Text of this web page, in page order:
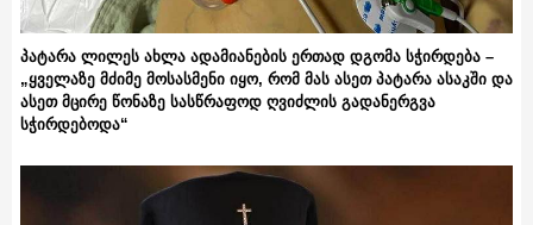
პატარა ლილეს ახლა ადამიანების ერთად დგომა სჭირდება –
„ყველაზე მძიმე მოსასმენი იყო, რომ მას ასეთ პატარა ასაკში და
ასეთ მცირე წონაზე სასწრაფოდ ღვიძლის გადანერგვა
სჭირდებოდა“